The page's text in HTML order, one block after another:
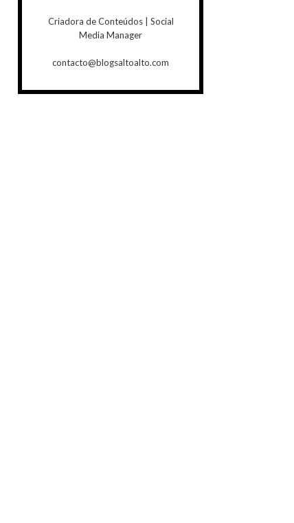
Criadora de Conteúdos | Social
Media Manager
contacto@blogsaltoalto.com